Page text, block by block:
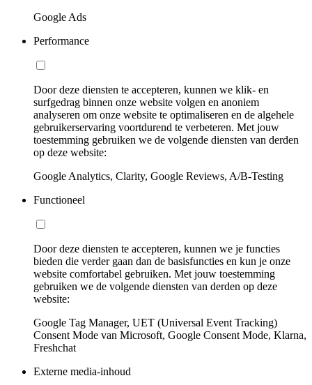
Google Ads
Performance
Door deze diensten te accepteren, kunnen we klik- en
surfgedrag binnen onze website volgen en anoniem
analyseren om onze website te optimaliseren en de algehele
gebruikerservaring voortdurend te verbeteren. Met jouw
toestemming gebruiken we de volgende diensten van derden
op deze website:
Google Analytics, Clarity, Google Reviews, A/B-Testing
Functioneel
Door deze diensten te accepteren, kunnen we je functies
bieden die verder gaan dan de basisfuncties en kun je onze
website comfortabel gebruiken. Met jouw toestemming
gebruiken we de volgende diensten van derden op deze
website:
Google Tag Manager, UET (Universal Event Tracking)
Consent Mode van Microsoft, Google Consent Mode, Klarna,
Freshchat
Externe media-inhoud